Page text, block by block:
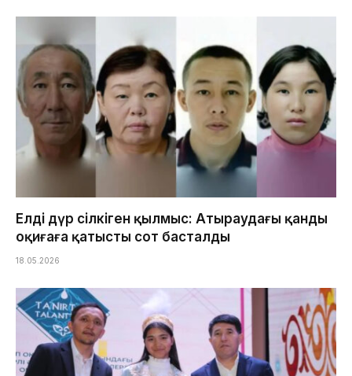
Елді дүр сілкіген қылмыс: Атыраудағы қанды
оқиғаға қатысты сот басталды
18.05.2026